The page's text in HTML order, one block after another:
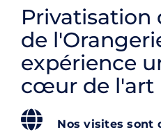
Blog
Contact
Rechercher:
Privatisation
de
expérience
cœur de l'art
Nos visites sont